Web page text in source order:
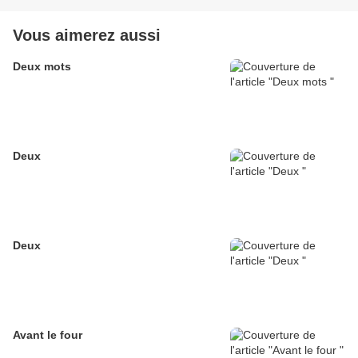
Vous aimerez aussi
Deux mots
Deux
Deux
Avant le four